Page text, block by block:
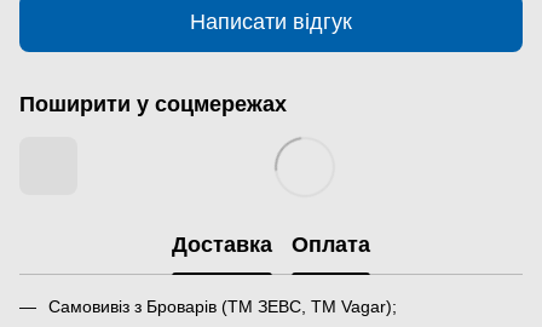
Написати відгук
Поширити у соцмережах
Доставка Оплата
Самовивіз з Броварів (ТМ ЗЕВС, ТМ Vagar);